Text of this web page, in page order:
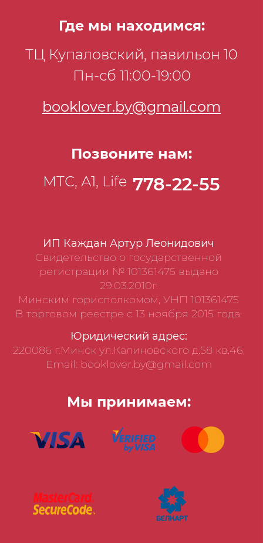
ИП Каждан Артур Леонидович
Свидетельство о государственной
регистрации № 101361475 выдано
29.03.2010г.
Минским горисполкомом, УНП 101361475
В торговом реестре с 13 ноября 2015 года.
Юридический адрес:
220086 г.Минск ул.Калиновского д.58 кв.46,
Email: booklover.by@gmail.com
Мы принимаем:
Где мы находимся:
ТЦ Купаловский, павильон 10
Пн-сб 11:00-19:00
booklover.by@gmail.com
Позвоните нам:
МТС, А1, Life 778-22-55